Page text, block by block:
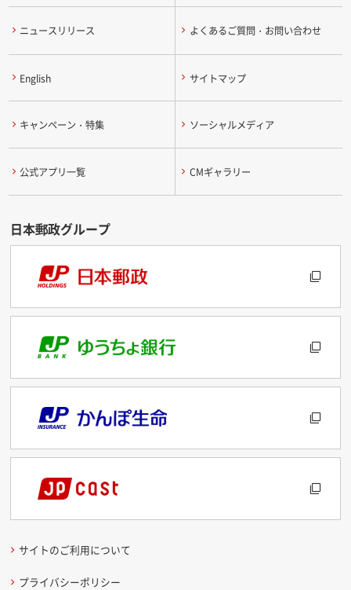
ニュースリリース よくあるご質問・お問い合わせ
English サイトマップ
キャンペーン・特集 ソーシャルメディア
公式アプリ一覧 CMギャラリー
サイトのご利用について
プライバシーポリシー